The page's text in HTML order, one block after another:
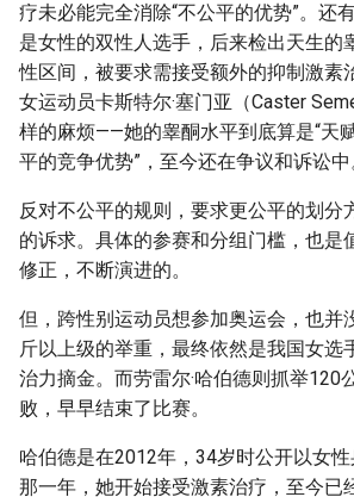
疗未必能完全消除“不公平的优势”。还
是女性的双性人选手，后来检出天生的
性区间，被要求需接受额外的抑制激素
女运动员卡斯特尔·塞门亚（Caster
样的麻烦——她的睾酮水平到底算是“天
平的竞争优势”，至今还在争议和诉讼中
反对不公平的规则，要求更公平的划分
的诉求。具体的参赛和分组门槛，也是
修正，不断演进的。
但，跨性别运动员想参加奥运会，也并
斤以上级的举重，最终依然是我国女选
治力摘金。而劳雷尔·哈伯德则抓举120
败，早早结束了比赛。
哈伯德是在2012年，34岁时公开以女
那一年，她开始接受激素治疗，至今已